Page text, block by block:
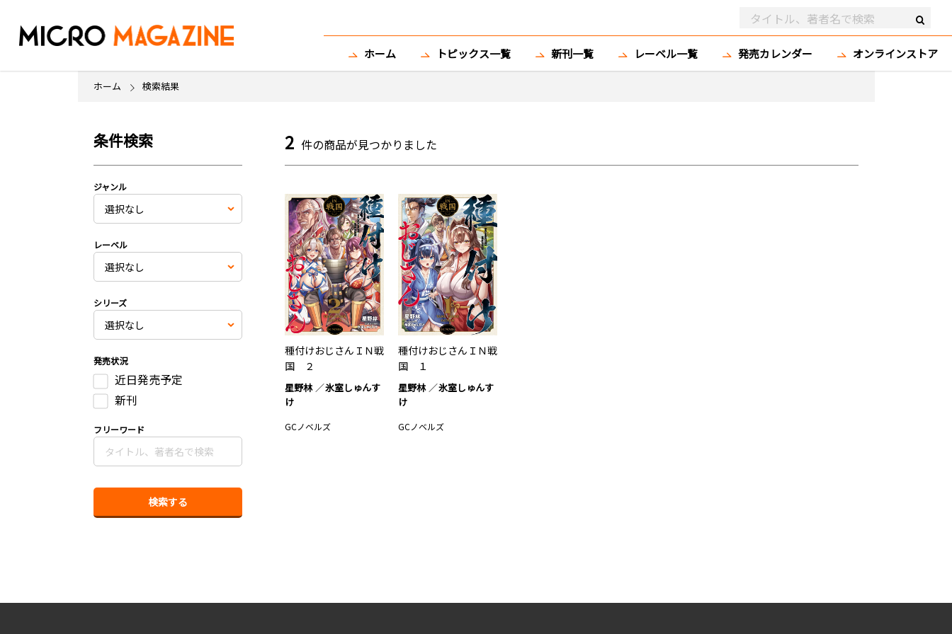
ホーム トピックス一覧 新刊一覧 レーベル一覧 発売カレンダー オンラインストア
ホーム 検索結果
条件検索
ジャンル
レーベル
シリーズ
発売状況
近日発売予定
新刊
フリーワード
2 件の商品が見つかりました
種付けおじさんＩＮ戦
国 ２
星野林
氷室しゅんす
け
GCノベルズ
種付けおじさんＩＮ戦
国 １
星野林
氷室しゅんす
け
GCノベルズ